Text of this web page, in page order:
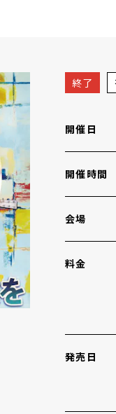
忘れられない歌を～
終了
開催日
開催時間
会場
料金
発売日